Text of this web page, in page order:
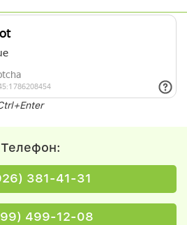
Телефон:
381-41-31
499-12-08